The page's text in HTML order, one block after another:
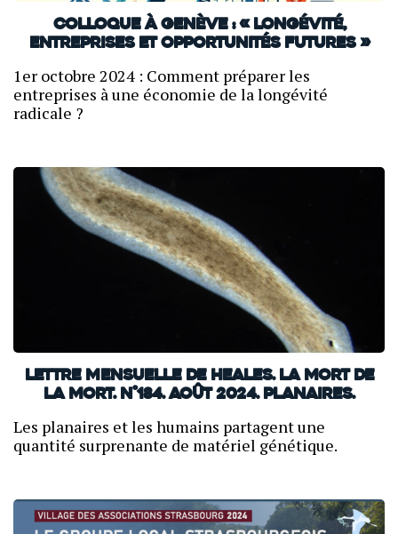
Colloque à Genève : « Longévité,
entreprises et opportunités futures »
1er octobre 2024 : Comment préparer les
entreprises à une économie de la longévité
radicale ?
Lettre mensuelle de Heales. La mort de
la mort. N°184. Août 2024. Planaires.
Les planaires et les humains partagent une
quantité surprenante de matériel génétique.